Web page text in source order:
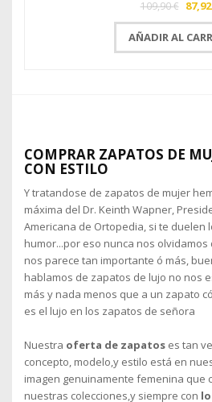
109,90 €
AÑADIR AL
COMPRAR ZAPATOS DE
CON ESTILO
Y tratandose de zapatos de mujer
máxima del Dr. Keinth Wapner,
Americana de Ortopedia, si te duelen
humor...por eso nunca nos olvidamos
nos parece tan importante ó más,
hablamos de zapatos de lujo no nos
más y nada menos que a un zapato
es el lujo en los zapatos de señora
Nuestra oferta de zapatos es tan
concepto, modelo,y estilo está en
imagen genuinamente femenina que
nuestras colecciones,y siempre con